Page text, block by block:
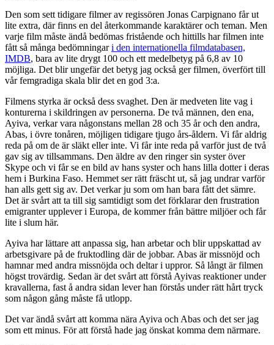
Den som sett tidigare filmer av regissören Jonas Carpignano får ut
lite extra, där finns en del återkommande karaktärer och teman. Men
varje film måste ändå bedömas fristående och hittills har filmen inte
fått så många bedömningari den internationella filmdatabasen,
IMDB, bara av lite drygt 100 och ett medelbetyg på 6,8 av 10
möjliga. Det blir ungefär det betyg jag också ger filmen, överfört till
vår femgradiga skala blir det en god 3:a.
Filmens styrka är också dess svaghet. Den är medveten lite vag i
konturerna i skildringen av personerna. De två männen, den ena,
Ayiva, verkar vara någonstans mellan 28 och 35 år och den andra,
Abas, i övre tonåren, möjligen tidigare tjugo års-åldern. Vi får aldrig
reda på om de är släkt eller inte. Vi får inte reda på varför just de två
gav sig av tillsammans. Den äldre av den ringer sin syster över
Skype och vi får se en bild av hans syster och hans lilla dotter i deras
hem i Burkina Faso. Hemmet ser rätt fräscht ut, så jag undrar varför
han alls gett sig av. Det verkar ju som om han bara fått det sämre.
Det är svårt att ta till sig samtidigt som det förklarar den frustration
emigranter upplever i Europa, de kommer från bättre miljöer och får
lite i slum här.
Ayiva har lättare att anpassa sig, han arbetar och blir uppskattad av
arbetsgivare på de fruktodling där de jobbar. Abas är missnöjd och
hamnar med andra missnöjda och deltar i uppror. Så långt är filmen
högst trovärdig. Sedan är det svårt att förstå Ayivas reaktioner under
kravallerna, fast å andra sidan lever han förstås under rätt hårt tryck
som någon gång måste få utlopp.
Det var ändå svårt att komma nära Ayiva och Abas och det ser jag
som ett minus. För att förstå hade jag önskat komma dem närmare.